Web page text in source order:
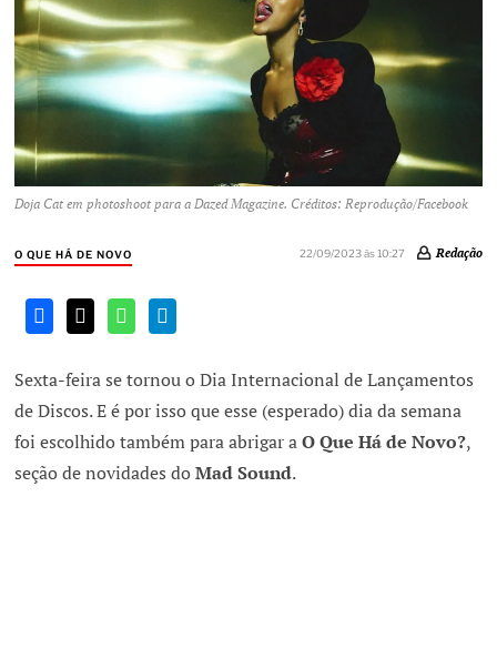
Doja Cat em photoshoot para a Dazed Magazine. Créditos: Reprodução/Facebook
O QUE HÁ DE NOVO 22/09/2023 às 10:27 Redação
Sexta-feira se tornou o Dia Internacional de Lançamentos
de Discos. E é por isso que esse (esperado) dia da semana
foi escolhido também para abrigar aO Que Há de Novo?,
seção de novidades doMad Sound.